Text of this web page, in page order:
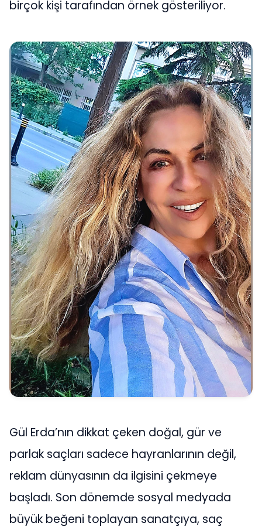
birçok kişi tarafından örnek gösteriliyor.
Gül Erda’nın dikkat çeken doğal, gür ve
parlak saçları sadece hayranlarının değil,
reklam dünyasının da ilgisini çekmeye
başladı. Son dönemde sosyal medyada
büyük beğeni toplayan sanatçıya, saç